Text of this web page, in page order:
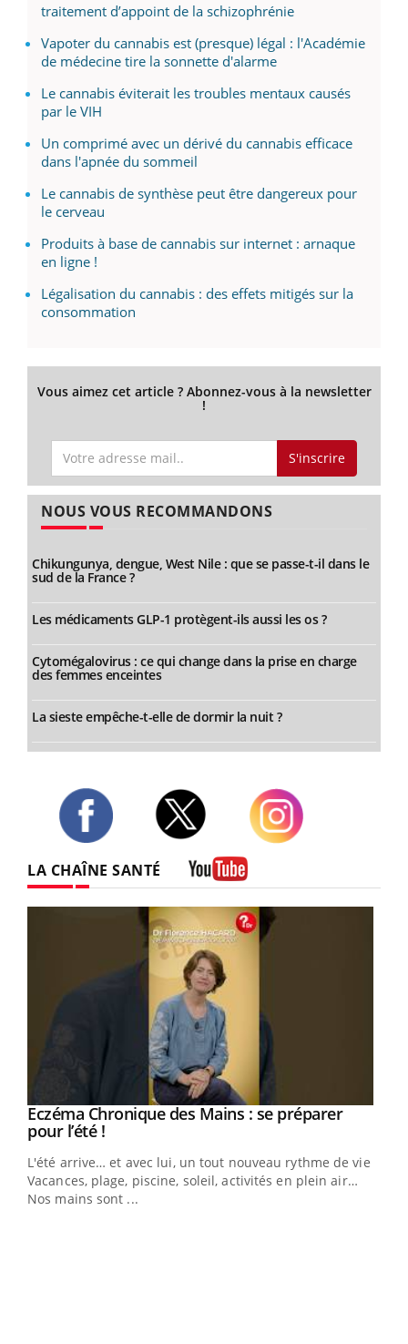
traitement d’appoint de la schizophrénie
Vapoter du cannabis est (presque) légal : l'Académie
de médecine tire la sonnette d'alarme
Le cannabis éviterait les troubles mentaux causés
par le VIH
Un comprimé avec un dérivé du cannabis efficace
dans l'apnée du sommeil
Le cannabis de synthèse peut être dangereux pour
le cerveau
Produits à base de cannabis sur internet : arnaque
en ligne !
Légalisation du cannabis : des effets mitigés sur la
consommation
Vous aimez cet article ? Abonnez-vous à la newsletter
!
S'inscrire
NOUS VOUS RECOMMANDONS
Chikungunya, dengue, West Nile : que se passe-t-il dans le
sud de la France ?
Les médicaments GLP-1 protègent-ils aussi les os ?
Cytomégalovirus : ce qui change dans la prise en charge
des femmes enceintes
La sieste empêche-t-elle de dormir la nuit ?
LA CHAÎNE SANTÉ
Youtube
Eczéma Chronique des Mains : se préparer
pour l’été !Youtube
L'été arrive… et avec lui, un tout nouveau rythme de vie !
Vacances, plage, piscine, soleil, activités en plein air…
Nos mains sont ...